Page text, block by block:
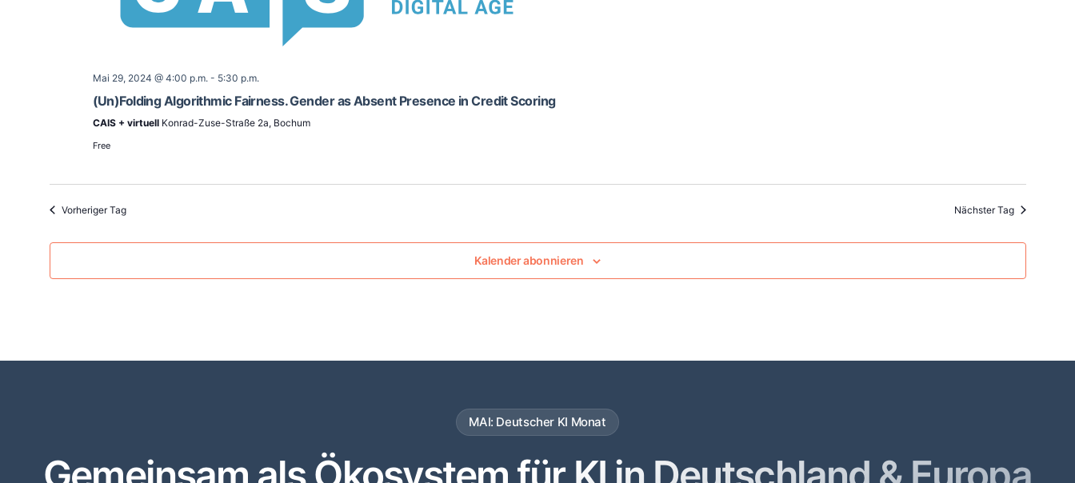
Mai 29, 2024 @ 4:00 p.m. - 5:30 p.m.
(Un)Folding Algorithmic Fairness. Gender as Absent Presence in Credit Scoring
CAIS + virtuell Konrad-Zuse-Straße 2a, Bochum
Free
Vorheriger Tag Nächster Tag
Kalender abonnieren
MAI: Deutscher KI Monat